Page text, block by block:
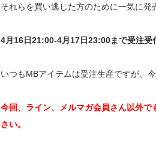
それらを買い逃した方のために一気に発
4月16日21:00-4月17日23:00まで受注受
いつもMBアイテムは受注生産ですが、
今回、ライン、メルマガ会員さん以外
さい。